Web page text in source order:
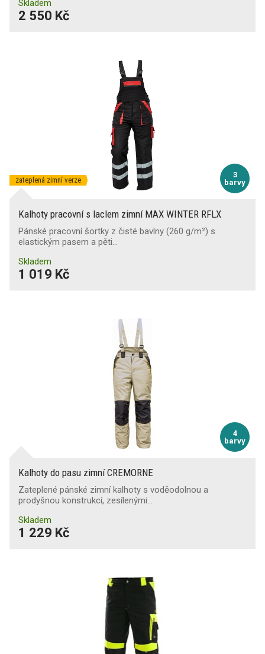
Skladem
2 550 Kč
3
barvy
zateplená zimní verze
Kalhoty pracovní s laclem zimní MAX WINTER RFLX
Pánské pracovní šortky z čisté bavlny (260 g/m²) s
elastickým pasem a pěti…
Skladem
1 019 Kč
4
barvy
Kalhoty do pasu zimní CREMORNE
Zateplené pánské zimní kalhoty s voděodolnou a
prodyšnou konstrukcí, zesílenými…
Skladem
1 229 Kč